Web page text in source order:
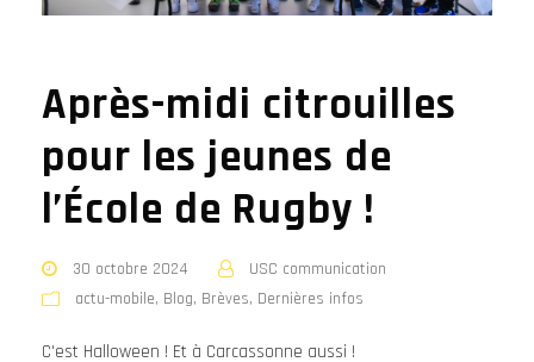
Après-midi citrouilles
pour les jeunes de
l’École de Rugby !
30 octobre 2024
USC communication
actu-mobile, Blog, Brèves, Dernières infos
C'est Halloween ! Et à Carcassonne aussi !